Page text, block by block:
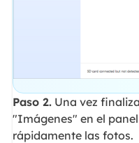
Paso 2.Una vez
"Imágenes" en el
rápidamente las fotos.